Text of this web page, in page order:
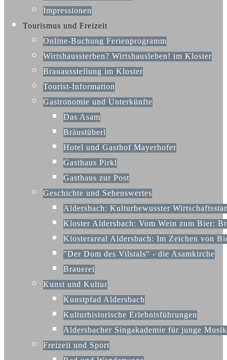
Impressionen
Tourismus und Freizeit
Online-Buchung Ferienprogramm
Wirtshaussterben? Wirtshausleben! im Kloster
Brauausstellung im Kloster
Tourist-Information
Gastronomie und Unterkünfte
Das Asam
Bräustüberl
Hotel und Gasthof Mayerhofer
Gasthaus Pirkl
Gasthaus zur Post
Geschichte und Sehenswertes
Aldersbach: Kulturbewusster
Kloster Aldersbach: Vom Wein zum Bier:
Klosterareal Aldersbach: Im Zeichen von
"Der Dom des Vilstals" - die Asamkirche
Brauerei
Kunst und Kultur
Kunstpfad Aldersbach
Kulturhistorische Erlebnisführungen
Aldersbacher Singakademie für junge
Freizeit und Sport